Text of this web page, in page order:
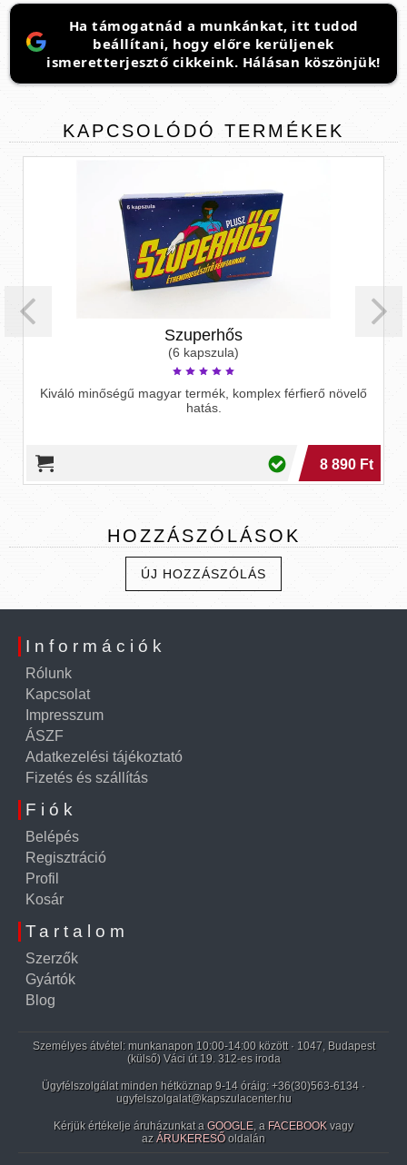
Ha támogatnád a munkánkat, itt tudod
beállítani, hogy előre kerüljenek
ismeretterjesztő cikkeink. Hálásan köszönjük!
KAPCSOLÓDÓ TERMÉKEK
Szuperhős
(6 kapszula)
Kiváló minőségű magyar termék, komplex férfierő növelő
hatás.
8 890 Ft
HOZZÁSZÓLÁSOK
ÚJ HOZZÁSZÓLÁS
Információk
Rólunk
Kapcsolat
Impresszum
ÁSZF
Adatkezelési tájékoztató
Fizetés és szállítás
Fiók
Belépés
Regisztráció
Profil
Kosár
Tartalom
Szerzők
Gyártók
Blog
Személyes átvétel: munkanapon 10:00-14:00 között · 1047, Budapest
(külső) Váci út 19. 312-es iroda
Ügyfélszolgálat minden hétköznap 9-14 óráig: +36(30)563-6134 ·
ugyfelszolgalat@kapszulacenter.hu
Kérjük értékelje áruházunkat a GOOGLE, a FACEBOOK vagy
az ÁRUKERESŐ oldalán